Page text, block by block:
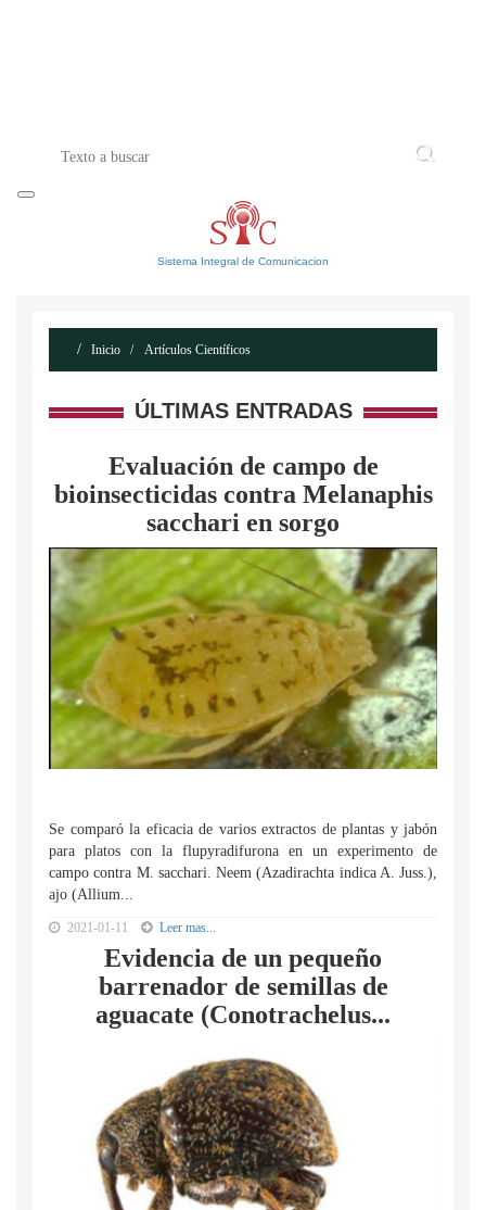
Sistema Integral de Comunicacion
Inicio Artículos Científicos
ÚLTIMAS ENTRADAS
Evaluación de campo de
bioinsecticidas contra Melanaphis
sacchari en sorgo
Se comparó la eficacia de varios extractos de plantas y jabón
para platos con la flupyradifurona en un experimento de
campo contra M. sacchari. Neem (Azadirachta indica A. Juss.),
ajo (Allium...
2021-01-11 Leer mas...
Evidencia de un pequeño
barrenador de semillas de
aguacate (Conotrachelus...